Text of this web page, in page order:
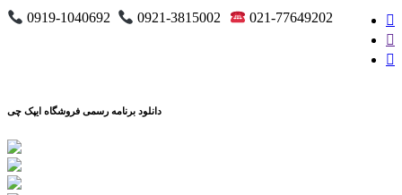
0919-1040692 0921-3815002 021-77649202
دانلود برنامه رسمی فروشگاه ایپک چی